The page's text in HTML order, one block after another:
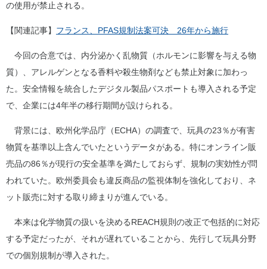
の使用が禁止される。
【関連記事】 フランス、PFAS規制法案可決 26年から施行
今回の合意では、内分泌かく乱物質（ホルモンに影響を与える物
質）、アレルゲンとなる香料や殺生物剤なども禁止対象に加わっ
た。安全情報を統合したデジタル製品パスポートも導入される予定
で、企業には4年半の移行期間が設けられる。
背景には、欧州化学品庁（ECHA）の調査で、玩具の23％が有害
物質を基準以上含んでいたというデータがある。特にオンライン販
売品の86％が現行の安全基準を満たしておらず、規制の実効性が問
われていた。欧州委員会も違反商品の監視体制を強化しており、ネ
ット販売に対する取り締まりが進んでいる。
本来は化学物質の扱いを決めるREACH規則の改正で包括的に対応
する予定だったが、それが遅れていることから、先行して玩具分野
での個別規制が導入された。